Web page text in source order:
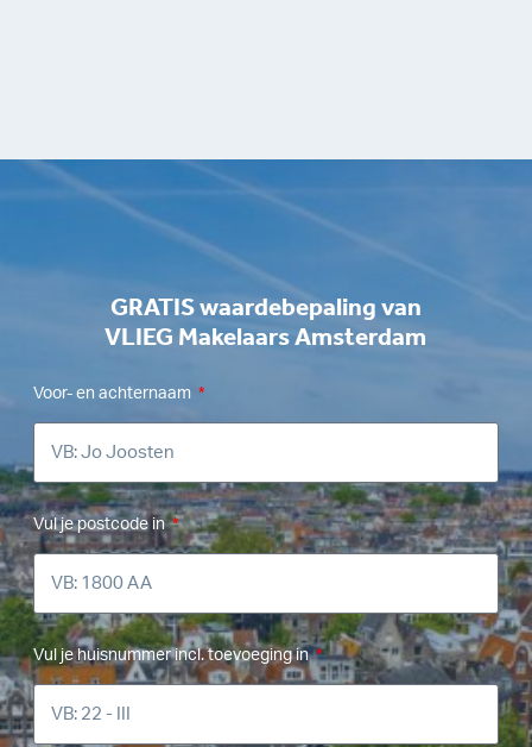
GRATIS waardebepaling van
VLIEG Makelaars Amsterdam
Voor- en achternaam
Vul je postcode in
Vul je huisnummer incl. toevoeging in